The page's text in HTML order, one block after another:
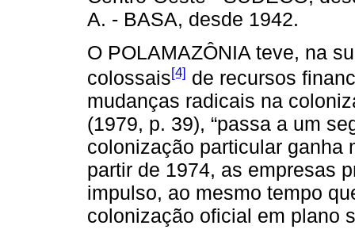
A. - BASA, desde 1942.
O POLAMAZÔNIA teve, na
colossais[4] de recursos
mudanças radicais na
(1979, p. 39), “passa a um
colonização particular
partir de 1974, as empresas
impulso, ao mesmo tempo
colonização oficial em plano